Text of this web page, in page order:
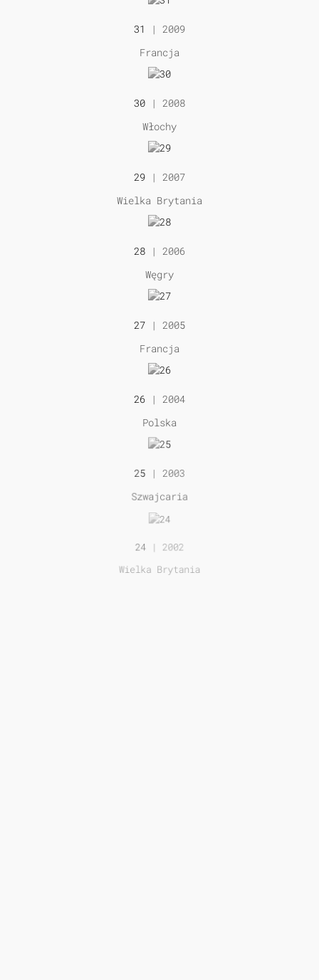
31
| 2009
Francja
30 | 2008
Włochy
29 | 2007
Wielka Brytania
28 | 2006
Węgry
27 | 2005
Francja
26 | 2004
Polska
25 | 2003
Szwajcaria
24| 2002
Wielka Brytania